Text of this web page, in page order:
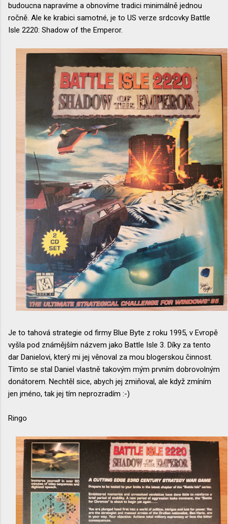
budoucna napravíme a obnovíme tradici minimálně jednou
ročně. Ale ke krabici samotné, je to US verze srdcovky Battle
Isle 2220: Shadow of the Emperor.
Je to tahová strategie od firmy Blue Byte z roku 1995, v Evropě
vyšla pod známějším názvem jako Battle Isle 3. Díky za tento
dar Danielovi, který mi jej věnoval za mou blogerskou činnost.
Tímto se stal Daniel vlastně takovým mým prvním dobrovolným
donátorem. Nechtěl sice, abych jej zmiňoval, ale když zmíním
jen jméno, tak jej tím neprozradím :-)
Ringo